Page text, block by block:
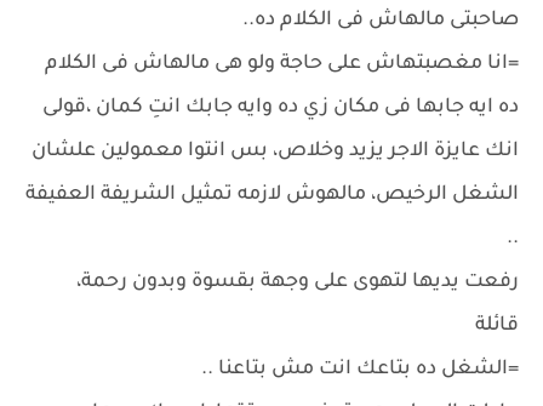
صاحبتى مالهاش فى الكلام ده..
=انا مغصبتهاش على حاجة ولو هى مالهاش فى الكلام
ده ايه جابها فى مكان زي ده وايه جابك انتِ كمان ،قولى
انك عايزة الاجر يزيد وخلاص، بس انتوا معمولين علشان
الشغل الرخيص، مالهوش لازمه تمثيل الشريفة العفيفة
..
رفعت يديها لتهوى على وجهة بقسوة وبدون رحمة،
قائلة
=الشغل ده بتاعك انت مش بتاعنا ..